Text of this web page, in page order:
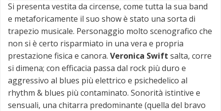
Si presenta vestita da circense, come tutta la sua band
e metaforicamente il suo show è stato una sorta di
trapezio musicale. Personaggio molto scenografico che
non si è certo risparmiato in una vera e propria
prestazione fisica e canora. Veronica Swift salta, corre
si dimena; con efficacia passa dal rock più duro e
aggressivo al blues più elettrico e psichedelico al
rhythm & blues più contaminato. Sonorità istintive e
sensuali, una chitarra predominante (quella del bravo